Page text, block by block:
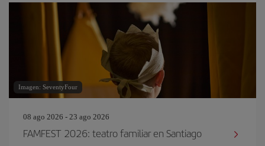
Imagen: SeventyFour
08 ago 2026 - 23 ago 2026
FAMFEST 2026: teatro familiar en Santiago